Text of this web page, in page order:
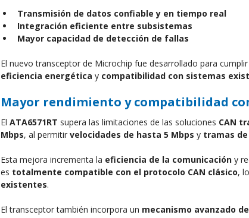
Transmisión de datos confiable y en tiempo real
Integración eficiente entre subsistemas
Mayor capacidad de detección de fallas
El nuevo transceptor de Microchip fue desarrollado para
eficiencia energética y compatibilidad con sistemas
Mayor rendimiento y compatibilidad
El ATA6571RT supera las limitaciones de las soluciones CAN
Mbps, al permitir velocidades de hasta 5 Mbps y tramas
Esta mejora incrementa la eficiencia de la comunicación y
es totalmente compatible con el protocolo CAN clásico,
existentes.
El transceptor también incorpora un mecanismo avanzado